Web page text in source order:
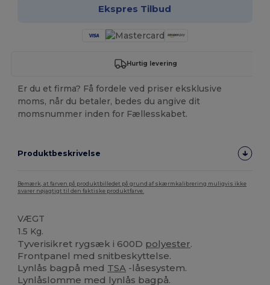
Ekspres Tilbud
Hurtig levering
Er du et firma? Få fordele ved priser eksklusive
moms, når du betaler, bedes du angive dit
momsnummer inden for Fællesskabet.
Produktbeskrivelse
Bemærk, at farven på produktbilledet på grund af skærmkalibrering muligvis ikke
svarer nøjagtigt til den faktiske produktfarve.
VÆGT
1.5 Kg.
Tyverisikret rygsæk i 600D polyester.
Frontpanel med snitbeskyttelse.
Lynlås bagpå med TSA -låsesystem.
Lynlåslomme med lynlås bagpå.